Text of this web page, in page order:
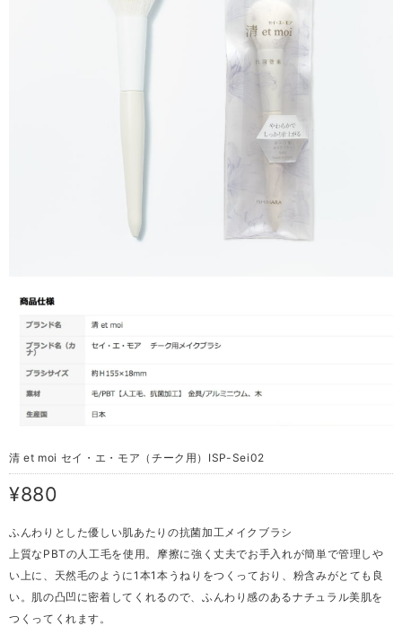
清 et moi セイ・エ・モア（チーク用）ISP-Sei02
¥880
ふんわりとした優しい肌あたりの抗菌加工メイクブラシ
上質なPBTの人工毛を使用。摩擦に強く丈夫でお手入れが簡単で管理しや
い上に、天然毛のように1本1本うねりをつくっており、粉含みがとても良
い。肌の凸凹に密着してくれるので、ふんわり感のあるナチュラル美肌を
つくってくれます。